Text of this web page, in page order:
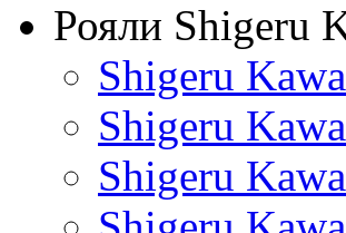
Рояли Shigeru
Shigeru
Shigeru
Shigeru